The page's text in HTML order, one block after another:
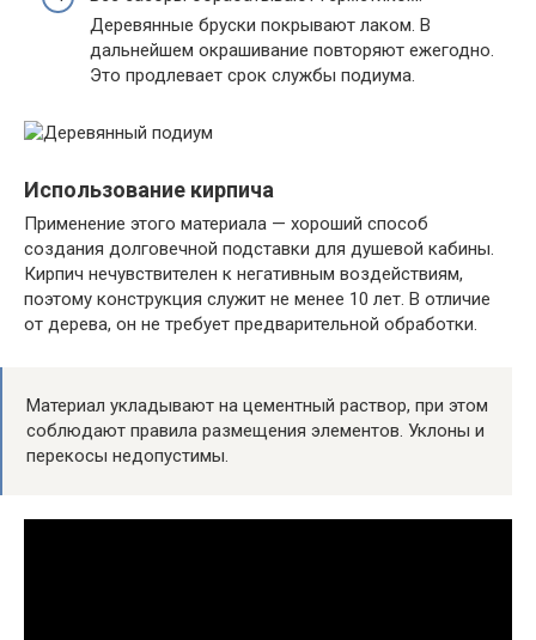
Деревянные бруски покрывают лаком. В
дальнейшем окрашивание повторяют ежегодно.
Это продлевает срок службы подиума.
Использование кирпича
Применение этого материала — хороший способ
создания долговечной подставки для душевой кабины.
Кирпич нечувствителен к негативным воздействиям,
поэтому конструкция служит не менее 10 лет. В отличие
от дерева, он не требует предварительной обработки.
Материал укладывают на цементный раствор, при этом
соблюдают правила размещения элементов. Уклоны и
перекосы недопустимы.